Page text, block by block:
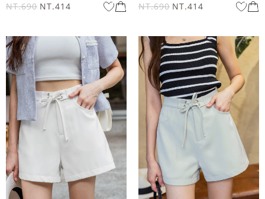
NT.690 NT.414 NT.690 NT.414